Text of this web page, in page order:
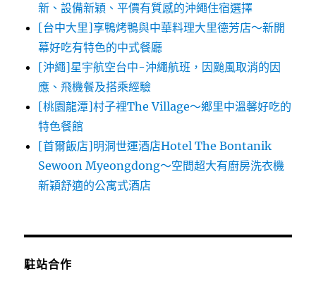
新、設備新穎、平價有質感的沖繩住宿選擇
[台中大里]享鴨烤鴨與中華料理大里德芳店～新開
幕好吃有特色的中式餐廳
[沖繩]星宇航空台中-沖繩航班，因颱風取消的因
應、飛機餐及搭乘經驗
[桃園龍潭]村子裡The Village～鄉里中溫馨好吃的
特色餐館
[首爾飯店]明洞世運酒店Hotel The Bontanik
Sewoon Myeongdong～空間超大有廚房洗衣機
新穎舒適的公寓式酒店
駐站合作